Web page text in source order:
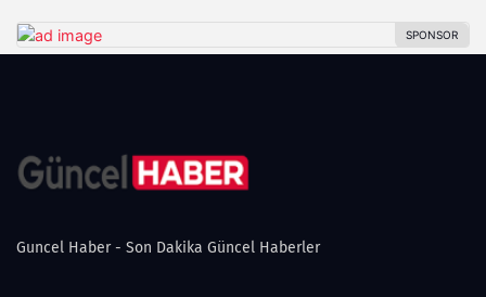
Guncel Haber - Son Dakika Güncel Haberler